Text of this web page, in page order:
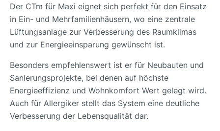
Der CTm für Maxi eignet sich perfekt für den Einsatz
in Ein- und Mehrfamilienhäusern, wo eine zentrale
Lüftungsanlage zur Verbesserung des Raumklimas
und zur Energieeinsparung gewünscht ist.
Besonders empfehlenswert ist er für Neubauten und
Sanierungsprojekte, bei denen auf höchste
Energieeffizienz und Wohnkomfort Wert gelegt wird.
Auch für Allergiker stellt das System eine deutliche
Verbesserung der Lebensqualität dar.